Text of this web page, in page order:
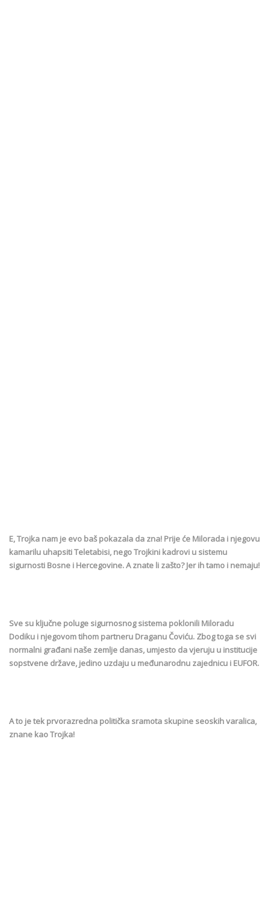
E, Trojka nam je evo baš pokazala da zna! Prije će Milorada i njegovu
kamarilu uhapsiti Teletabisi, nego Trojkini kadrovi u sistemu
sigurnosti Bosne i Hercegovine. A znate li zašto? Jer ih tamo i nemaju!
Sve su ključne poluge sigurnosnog sistema poklonili Miloradu
Dodiku i njegovom tihom partneru Draganu Čoviću. Zbog toga se svi
normalni građani naše zemlje danas, umjesto da vjeruju u institucije
sopstvene države, jedino uzdaju u međunarodnu zajednicu i EUFOR.
A to je tek prvorazredna politička sramota skupine seoskih varalica,
znane kao Trojka!